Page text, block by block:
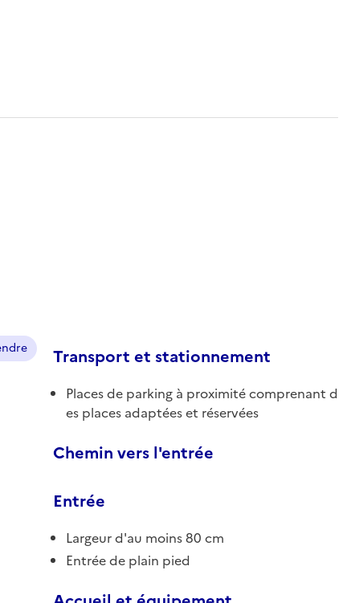
Transport et stationnement
Places de parking à proximité comprenant d
es places adaptées et réservées
Chemin vers l'entrée
Entrée
Largeur d'au moins 80 cm
Entrée de plain pied